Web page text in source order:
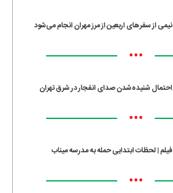
نیمی از سفرهای اربعین از مرز مهران انجام می‌شود
•••
احتمال شنیده‌شدن صدای انفجار در شرق تهران
•••
فیلم | لحظات ابتدایی حمله به مدرسه میناب
•••